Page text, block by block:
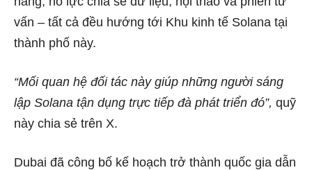
vấn – tất cả đều hướng tới Khu kinh tế Solana tại
thành phố này.
“Mối quan hệ đối tác này giúp những người sáng
lập Solana tận dụng trực tiếp đà phát triển đó”, quỹ
này chia sẻ trên X.
Dubai đã công bố kế hoạch trở thành quốc gia dẫn